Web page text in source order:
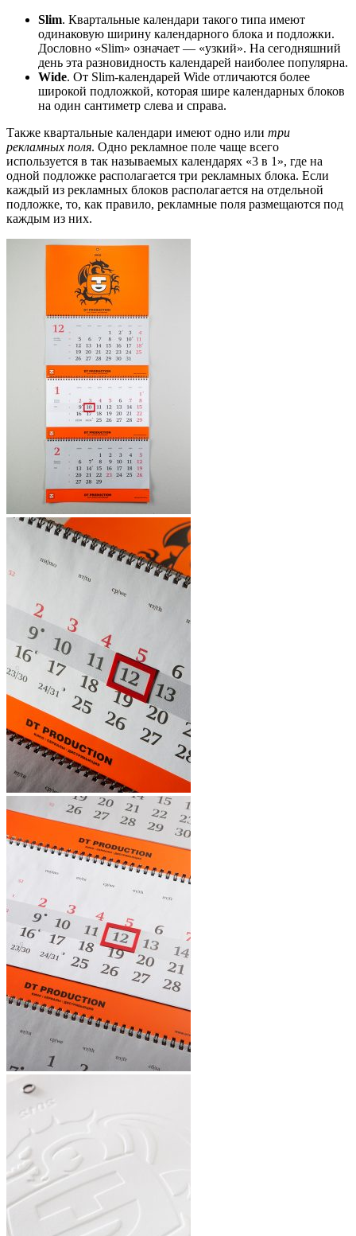
Slim. Квартальные календари такого типа имеют
одинаковую ширину календарного блока и подложки.
Дословно «Slim» означает — «узкий». На сегодняшний
день эта разновидность календарей наиболее популярна.
Wide. От Slim-календарей Wide отличаются более
широкой подложкой, которая шире календарных блоков
на один сантиметр слева и справа.
Также квартальные календари имеют одно или три
рекламных поля. Одно рекламное поле чаще всего
используется в так называемых календарях «3 в 1», где на
одной подложке располагается три рекламных блока. Если
каждый из рекламных блоков располагается на отдельной
подложке, то, как правило, рекламные поля размещаются под
каждым из них.